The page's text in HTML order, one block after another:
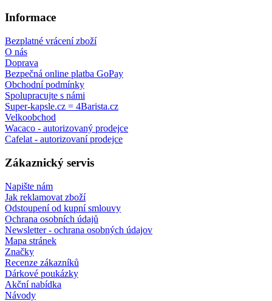
Informace
Bezplatné vrácení zboží
O nás
Doprava
Bezpečná online platba GoPay
Obchodní podmínky
Spolupracujte s námi
Super-kapsle.cz = 4Barista.cz
Velkoobchod
Wacaco - autorizovaný prodejce
Cafelat - autorizovaní prodejce
Zákaznický servis
Napište nám
Jak reklamovat zboží
Odstoupení od kupní smlouvy
Ochrana osobních údajů
Newsletter - ochrana osobných údajov
Mapa stránek
Značky
Recenze zákazníků
Dárkové poukázky
Akční nabídka
Návody